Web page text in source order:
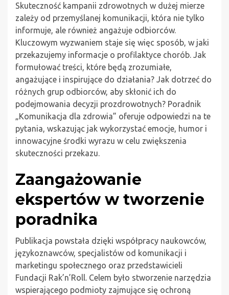
Skuteczność kampanii zdrowotnych w dużej mierze
zależy od przemyślanej komunikacji, która nie tylko
informuje, ale również angażuje odbiorców.
Kluczowym wyzwaniem staje się więc sposób, w jaki
przekazujemy informacje o profilaktyce chorób. Jak
formułować treści, które będą zrozumiałe,
angażujące i inspirujące do działania? Jak dotrzeć do
różnych grup odbiorców, aby skłonić ich do
podejmowania decyzji prozdrowotnych? Poradnik
„Komunikacja dla zdrowia” oferuje odpowiedzi na te
pytania, wskazując jak wykorzystać emocje, humor i
innowacyjne środki wyrazu w celu zwiększenia
skuteczności przekazu.
Zaangażowanie
ekspertów w tworzenie
poradnika
Publikacja powstała dzięki współpracy naukowców,
językoznawców, specjalistów od komunikacji i
marketingu społecznego oraz przedstawicieli
Fundacji Rak’n’Roll. Celem było stworzenie narzędzia
wspierającego podmioty zajmujące się ochroną